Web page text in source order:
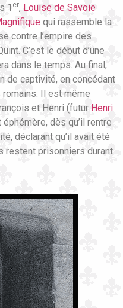
1 er, Louise de Savoie
qui rassemble la
contre l’empire des
C’est le début d’une
dans le temps. Au final,
de captivité, en concédant
romains. Il est même
et Henri (futur Henri
dès qu’il rentre
déclarant qu’il avait été
restent prisonniers durant